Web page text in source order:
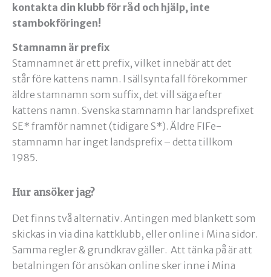
kontakta din klubb för råd och hjälp, inte
stambokföringen!
Stamnamn är prefix
Stamnamnet är ett prefix, vilket innebär att det
står före kattens namn. I sällsynta fall förekommer
äldre stamnamn som suffix, det vill säga efter
kattens namn. Svenska stamnamn har landsprefixet
SE* framför namnet (tidigare S*). Äldre FIFe-
stamnamn har inget landsprefix – detta tillkom
1985.
Hur ansöker jag?
Det finns två alternativ. Antingen med blankett som
skickas in via dina kattklubb, eller online i Mina sidor.
Samma regler & grundkrav gäller. Att tänka på är att
betalningen för ansökan online sker inne i Mina